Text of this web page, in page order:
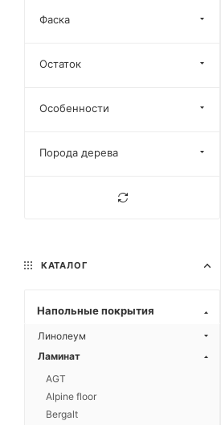
Фаска
Остаток
Особенности
Порода дерева
КАТАЛОГ
Напольные покрытия
Линолеум
Ламинат
AGT
Alpine floor
Bergalt